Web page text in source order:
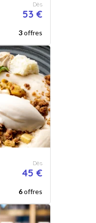
Dès
53 €
3offres
Dès
45 €
6offres